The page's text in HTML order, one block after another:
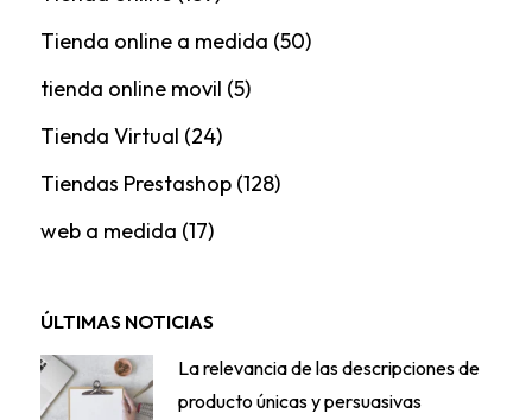
Tienda online a medida (50)
tienda online movil (5)
Tienda Virtual (24)
Tiendas Prestashop(128)
web a medida (17)
ÚLTIMAS NOTICIAS
La relevancia de las descripciones de
producto únicas y persuasivas